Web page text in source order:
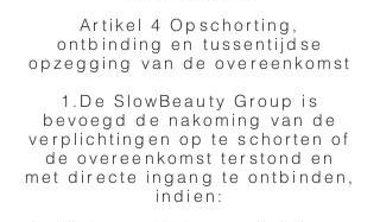
Artikel 4 Opschorting,
ontbinding en tussentijdse
opzegging van de overeenkomst
1.De SlowBeauty Group is
bevoegd de nakoming van de
verplichtingen op te schorten of
de overeenkomst terstond en
met directe ingang te ontbinden,
indien: